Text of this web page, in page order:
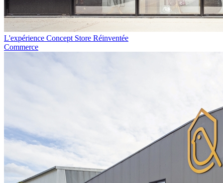
L'expérience Concept Store Réinventée
Commerce